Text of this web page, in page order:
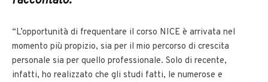
“L’opportunità di frequentare il corso NICE è arrivata nel
momento più propizio, sia per il mio percorso di crescita
personale sia per quello professionale. Solo di recente,
infatti, ho realizzato che gli studi fatti, le numerose e